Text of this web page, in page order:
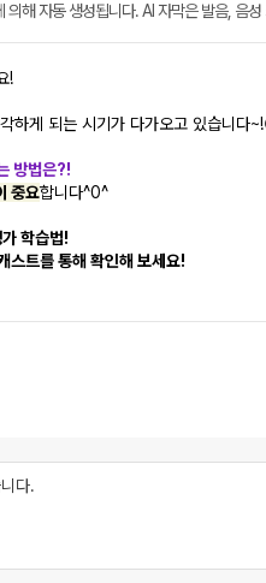
의해 자동 생성됩니다. AI 자막은 발음, 음
!
하게 되는 시기가 다가오고 있습니다
방법은?!
중요합니다^0^
학습법!
스트를 통해 확인해 보세요!